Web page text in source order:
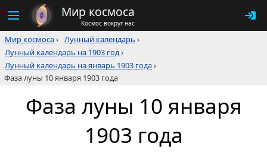
Мир космоса
Космос вокруг нас
Мир космоса› Лунный календарь ›
Лунный календарь на 1903 год›
Лунный календарь на январь 1903 года›
Фаза луны 10 января 1903 года
Фаза луны 10 января
1903 года